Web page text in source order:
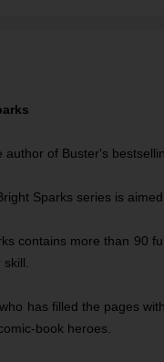
author of Buster's
Sparks series is
contains more than 90
has filled the pages
book heroes.